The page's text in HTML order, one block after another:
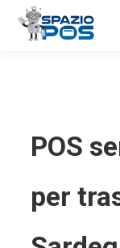
POS
per